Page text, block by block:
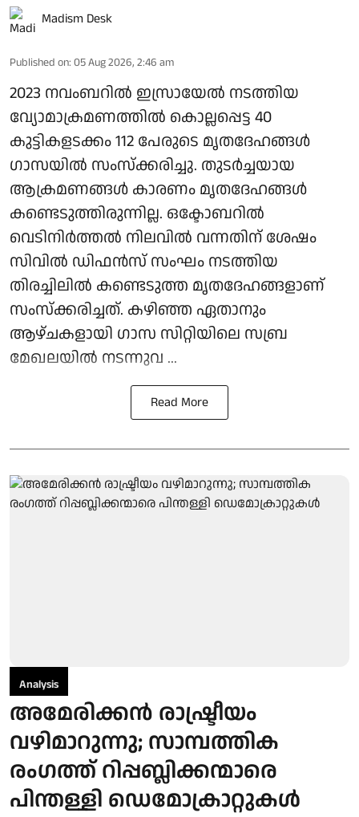
Madism Desk
Published on: 05 Aug 2026, 2:46 am
2023 നവംബറില്‍ ഇസ്രായേല്‍ നടത്തിയ
വ്യോമാക്രമണത്തില്‍ കൊല്ലപ്പെട്ട 40
കുട്ടികളടക്കം 112 പേരുടെ മൃതദേഹങ്ങള്‍
ഗാസയില്‍ സംസ്‌ക്കരിച്ചു. തുടര്‍ച്ചയായ
ആക്രമണങ്ങള്‍ കാരണം മൃതദേഹങ്ങള്‍
കണ്ടെടുത്തിരുന്നില്ല. ഒക്ടോബറില്‍
വെടിനിര്‍ത്തല്‍ നിലവില്‍ വന്നതിന് ശേഷം
സിവില്‍ ഡിഫന്‍സ് സംഘം നടത്തിയ
തിരച്ചിലില്‍ കണ്ടെടുത്ത മൃതദേഹങ്ങളാണ്
സംസ്‌ക്കരിച്ചത്. കഴിഞ്ഞ ഏതാനും
ആഴ്ചകളായി ഗാസ സിറ്റിയിലെ സബ്ര
മേഖലയില്‍ നടന്നുവ ...
Read More
Analysis
അമേരിക്കൻ രാഷ്ട്രീയം
വഴിമാറുന്നു; സാമ്പത്തിക
രംഗത്ത് റിപ്പബ്ലിക്കന്മാരെ
പിന്തള്ളി ഡെമോക്രാറ്റുകൾ